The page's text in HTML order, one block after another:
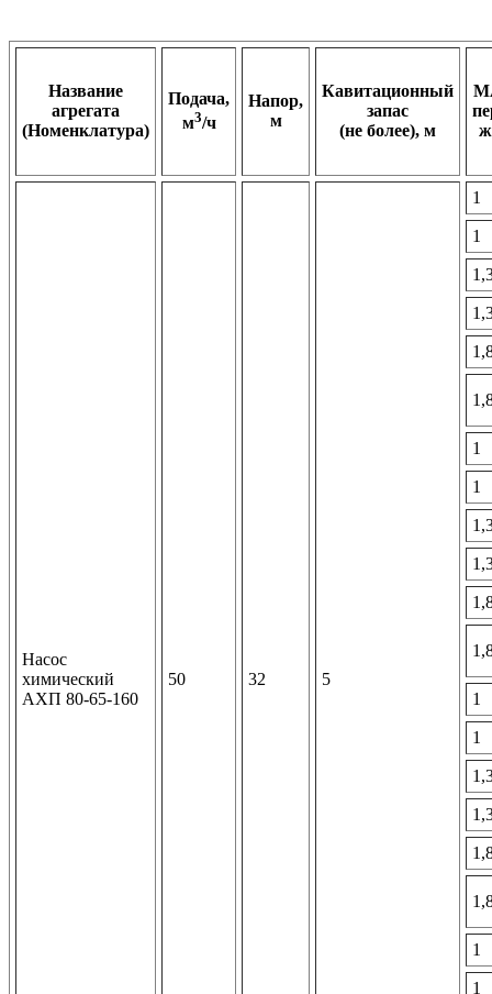
Название
агрегата
(Номенклатура)
Подача,
м3/ч
Напор,
м
Кавитационный
запас
(не более), м
Насос
химический
АХП 80-65-160
50 32 5
1
1
1
1
1
1
1
1